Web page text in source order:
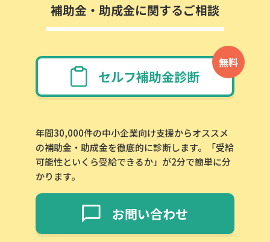
補助金・助成金に関するご相談
無料
セルフ補助金診断
年間30,000件の中小企業向け支援からオススメ
の補助金・助成金を徹底的に診断します。「受給
可能性といくら受給できるか」が2分で簡単に分
かります。
お問い合わせ